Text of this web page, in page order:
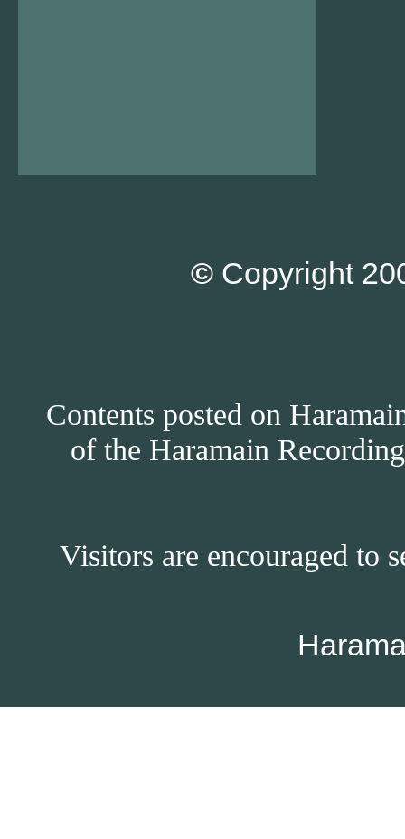
© Copyright
Contents posted on
of the Haramain
Visitors are encouraged to